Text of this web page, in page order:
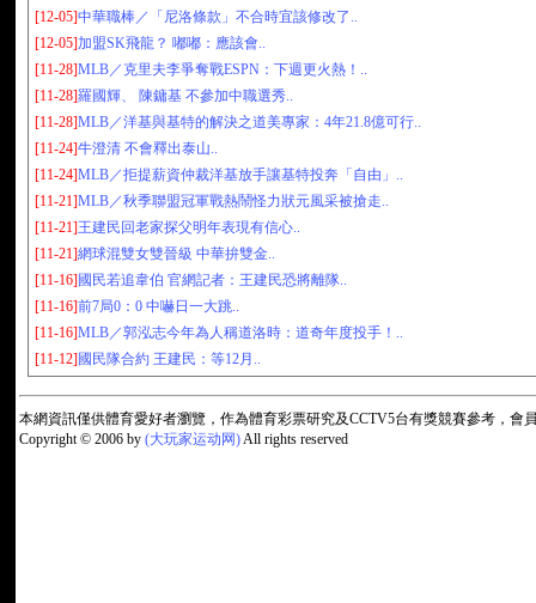
[12-05]中華職棒／「尼洛條款」不合時宜該修改了..
[12-05]加盟SK飛龍？ 嘟嘟：應該會..
[11-28]MLB／克里夫李爭奪戰ESPN：下週更火熱！..
[11-28]羅國輝、 陳鏞基 不參加中職選秀..
[11-28]MLB／洋基與基特的解決之道美專家：4年21.8億可行..
[11-24]牛澄清 不會釋出泰山..
[11-24]MLB／拒提薪資仲裁洋基放手讓基特投奔「自由」..
[11-21]MLB／秋季聯盟冠軍戰熱鬧怪力狀元風采被搶走..
[11-21]王建民回老家探父明年表現有信心..
[11-21]網球混雙女雙晉級 中華拚雙金..
[11-16] 國民若追韋伯 官網記者：王建民恐將離隊..
[11-16]前7局0：0 中嚇日一大跳..
[11-16]MLB／郭泓志今年為人稱道洛時：道奇年度投手！..
[11-12] 國民隊合約 王建民：等12月..
本網資訊僅供體育愛好者瀏覽，作為體育彩票研究及CCTV5台有獎競賽參考，
Copyright © 2006 by (大玩家运动网)All rights reserved